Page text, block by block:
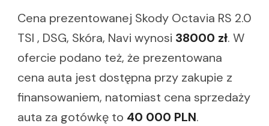
Cena prezentowanej Skody Octavia RS 2.0
TSI , DSG, Skóra, Navi wynosi 38000 zł. W
ofercie podano też, że prezentowana
cena auta jest dostępna przy zakupie z
finansowaniem, natomiast cena sprzedaży
auta za gotówkę to 40 000 PLN.